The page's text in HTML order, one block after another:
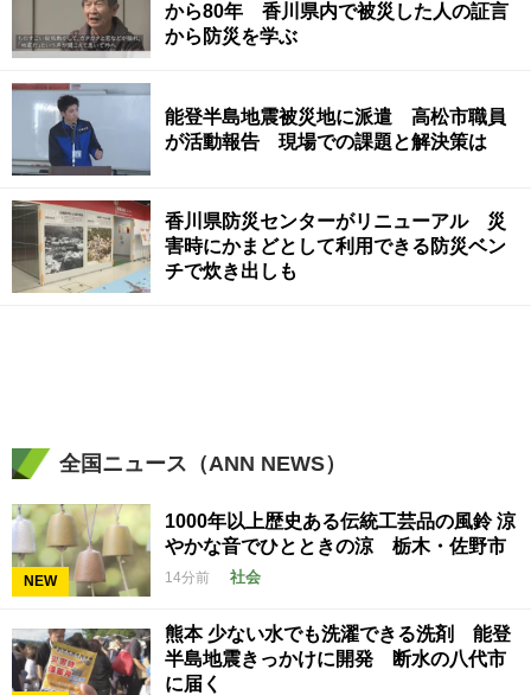
から80年 香川県内で被災した人の証言
から防災を学ぶ
能登半島地震被災地に派遣 高松市職員
が活動報告 現場での課題と解決策は
香川県防災センターがリニューアル 災
害時にかまどとして利用できる防災ベン
チで炊き出しも
全国ニュース（ANN NEWS）
NEW
1000年以上歴史ある伝統工芸品の風鈴 涼
やかな音でひとときの涼 栃木・佐野市
14分前 社会
熊本 少ない水でも洗濯できる洗剤 能登
半島地震きっかけに開発 断水の八代市
に届く